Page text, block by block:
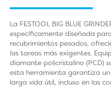
La FESTOOL BIG BLUE
específicamente diseñada
recubrimientos pesados,
las tareas más exigentes.
diamante policristalino (PCD)
esta herramienta garantiza
larga vida útil, incluso en las